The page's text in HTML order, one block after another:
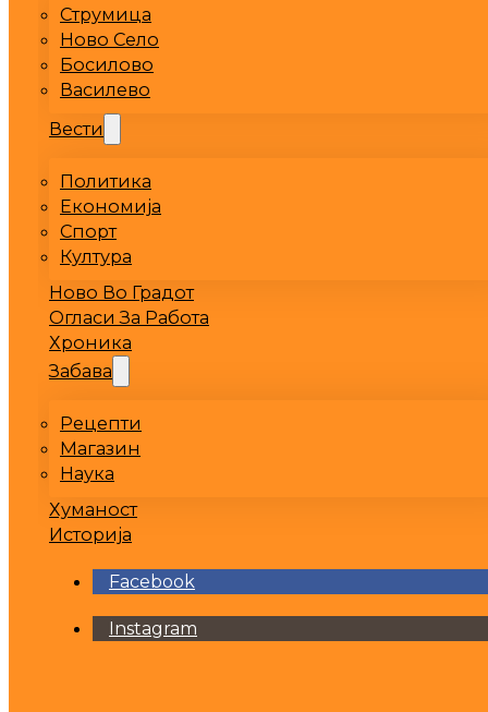
Струмица
Ново Село
Босилово
Василево
Вести
Политика
Економија
Спорт
Култура
Ново Во Градот
Огласи За Работа
Хроника
Забава
Рецепти
Магазин
Наука
Хуманост
Историја
Facebook
Instagram